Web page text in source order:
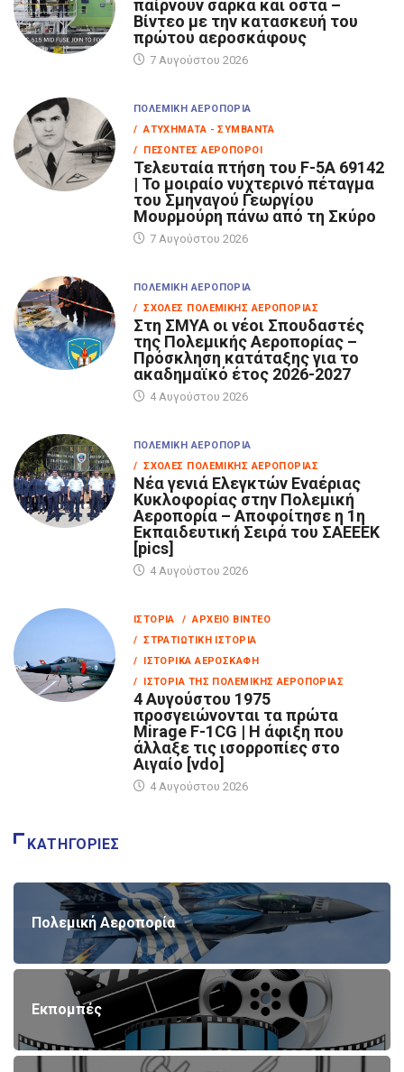
παίρνουν σάρκα και οστά –
Βίντεο με την κατασκευή του
πρώτου αεροσκάφους
7 Αυγούστου 2026
ΠΟΛΕΜΙΚΉ ΑΕΡΟΠΟΡΊΑ
/ ΑΤΥΧΉΜΑΤΑ - ΣΥΜΒΆΝΤΑ
/ ΠΕΣΌΝΤΕΣ ΑΕΡΟΠΌΡΟΙ
Τελευταία πτήση του F-5A 69142
| Το μοιραίο νυχτερινό πέταγμα
του Σμηναγού Γεωργίου
Μουρμούρη πάνω από τη Σκύρο
7 Αυγούστου 2026
ΠΟΛΕΜΙΚΉ ΑΕΡΟΠΟΡΊΑ
/ ΣΧΟΛΈΣ ΠΟΛΕΜΙΚΉΣ ΑΕΡΟΠΟΡΊΑΣ
Στη ΣΜΥΑ οι νέοι Σπουδαστές
της Πολεμικής Αεροπορίας –
Πρόσκληση κατάταξης για το
ακαδημαϊκό έτος 2026-2027
4 Αυγούστου 2026
ΠΟΛΕΜΙΚΉ ΑΕΡΟΠΟΡΊΑ
/ ΣΧΟΛΈΣ ΠΟΛΕΜΙΚΉΣ ΑΕΡΟΠΟΡΊΑΣ
Νέα γενιά Ελεγκτών Εναέριας
Κυκλοφορίας στην Πολεμική
Αεροπορία – Αποφοίτησε η 1η
Εκπαιδευτική Σειρά του ΣΑΕΕΕΚ
[pics]
4 Αυγούστου 2026
ΙΣΤΟΡΊΑ
/ ΑΡΧΕΊΟ ΒΊΝΤΕΟ
/ ΣΤΡΑΤΙΩΤΙΚΉ ΙΣΤΟΡΊΑ
/ ΙΣΤΟΡΙΚΆ ΑΕΡΟΣΚΆΦΗ
/ ΙΣΤΟΡΊΑ ΤΗΣ ΠΟΛΕΜΙΚΉΣ ΑΕΡΟΠΟΡΊΑΣ
4 Αυγούστου 1975
προσγειώνονται τα πρώτα
Mirage F-1CG | Η άφιξη που
άλλαξε τις ισορροπίες στο
Αιγαίο [vdo]
4 Αυγούστου 2026
ΚΑΤΗΓΟΡΊΕΣ
Πολεμική Αεροπορία
Εκπομπές